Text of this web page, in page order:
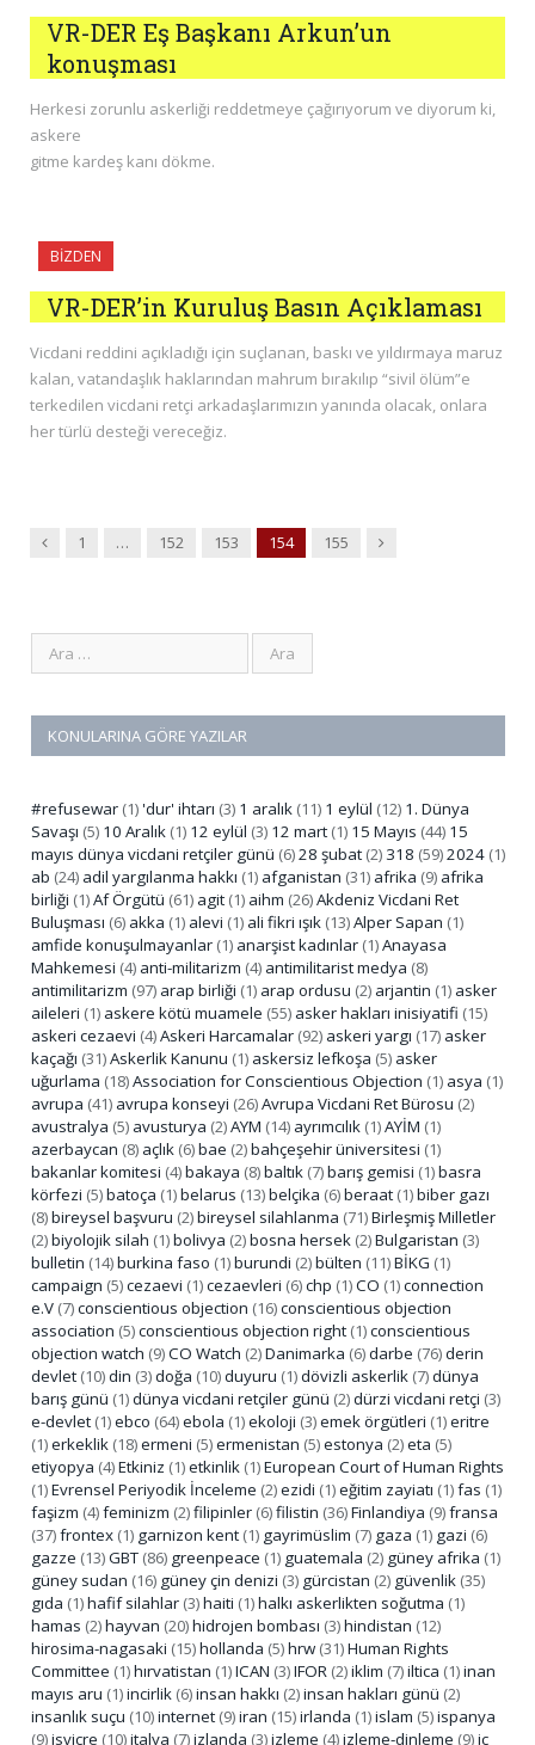
VR-DER Eş Başkanı Arkun’un
konuşması
Herkesi zorunlu askerliği reddetmeye çağırıyorum ve diyorum ki,
askere
gitme kardeş kanı dökme.
BIZDEN
VR-DER’in Kuruluş Basın Açıklaması
Vicdani reddini açıkladığı için suçlanan, baskı ve yıldırmaya maruz
kalan, vatandaşlık haklarından mahrum bırakılıp “sivil ölüm”e
terkedilen vicdani retçi arkadaşlarımızın yanında olacak, onlara
her türlü desteği vereceğiz.
Previous
1 … 152 153 154 155 Next
KONULARINA GÖRE YAZILAR
#refusewar (1) 'dur' ihtarı (3) 1 aralık (11) 1 eylül (12) 1. Dünya
Savaşı (5) 10 Aralık (1) 12 eylül (3) 12 mart (1) 15 Mayıs (44) 15
mayıs dünya vicdani retçiler günü (6)28 şubat (2) 318 (59)2024 (1)
ab (24) adil yargılanma hakkı (1) afganistan (31) afrika (9) afrika
birliği (1)Af Örgütü (61) agit (1) aihm (26)Akdeniz Vicdani Ret
Buluşması (6) akka (1) alevi (1) ali fikri ışık (13)Alper Sapan (1)
amfide konuşulmayanlar (1) anarşist kadınlar (1)Anayasa
Mahkemesi (4) anti-militarizm (4) antimilitarist medya (8)
antimilitarizm (97) arap birliği (1) arap ordusu (2) arjantin (1) asker
aileleri (1) askere kötü muamele (55) asker hakları inisiyatifi (15)
askeri cezaevi (4)Askeri Harcamalar (92) askeri yargı (17) asker
kaçağı (31)Askerlik Kanunu (1) askersiz lefkoşa (5) asker
uğurlama (18)Association for Conscientious Objection (1) asya (1)
avrupa (41) avrupa konseyi (26)Avrupa Vicdani Ret Bürosu (2)
avustralya (5) avusturya (2)AYM (14) ayrımcılık (1)AYİM (1)
azerbaycan (8) açlık (6)bae (2)bahçeşehir üniversitesi (1)
bakanlar komitesi (4)bakaya (8)baltık (7)barış gemisi (1)basra
körfezi (5)batoça (1)belarus (13)belçika (6)beraat (1)biber gazı
(8)bireysel başvuru (2)bireysel silahlanma (71)Birleşmiş Milletler
(2)biyolojik silah (1)bolivya (2)bosna hersek (2)Bulgaristan (3)
bulletin (14)burkina faso (1)burundi (2)bülten (11)BİKG (1)
campaign (5)cezaevi (1)cezaevleri (6)chp (1)CO (1)connection
e.V (7)conscientious objection (16)conscientious objection
association (5)conscientious objection right (1)conscientious
objection watch (9)CO Watch (2)Danimarka (6)darbe (76)derin
devlet (10)din (3)doğa (10)duyuru (1)dövizli askerlik (7)dünya
barış günü (1)dünya vicdani retçiler günü (2)dürzi vicdani retçi (3)
e-devlet (1)ebco (64)ebola (1)ekoloji (3)emek örgütleri (1)eritre
(1)erkeklik (18)ermeni (5)ermenistan (5)estonya (2)eta (5)
etiyopya (4)Etkiniz (1)etkinlik (1)European Court of Human Rights
(1)Evrensel Periyodik İnceleme (2)ezidi (1)eğitim zayiatı (1)fas (1)
faşizm (4)feminizm (2)filipinler (6)filistin (36)Finlandiya (9)fransa
(37)frontex (1) garnizon kent (1) gayrimüslim (7) gaza (1) gazi (6)
gazze (13)GBT (86) greenpeace (1) guatemala (2) güney afrika (1)
güney sudan (16) güney çin denizi (3) gürcistan (2) güvenlik (35)
gıda (1)hafif silahlar (3)haiti (1)halkı askerlikten soğutma (1)
hamas (2)hayvan (20)hidrojen bombası (3)hindistan (12)
hirosima-nagasaki (15)hollanda (5)hrw (31)Human Rights
Committee (1)hırvatistan (1)ICAN (3)IFOR (2)iklim (7)iltica (1)inan
mayıs aru (1)incirlik (6)insan hakkı (2)insan hakları günü (2)
insanlık suçu (10)internet (9)iran (15)irlanda (1)islam (5)ispanya
(9)isviçre (10)italya (7)izlanda (3)izleme (4)izleme-dinleme (9)iç